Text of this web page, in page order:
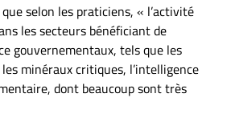
selon les praticiens, « l’activité
les secteurs bénéficiant de
gouvernementaux, tels que les
minéraux critiques, l’intelligence
dont beaucoup sont très